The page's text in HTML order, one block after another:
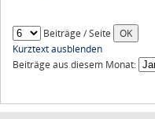
Beiträge / Seite
Kurztext ausblenden
Beiträge aus diesem Monat: